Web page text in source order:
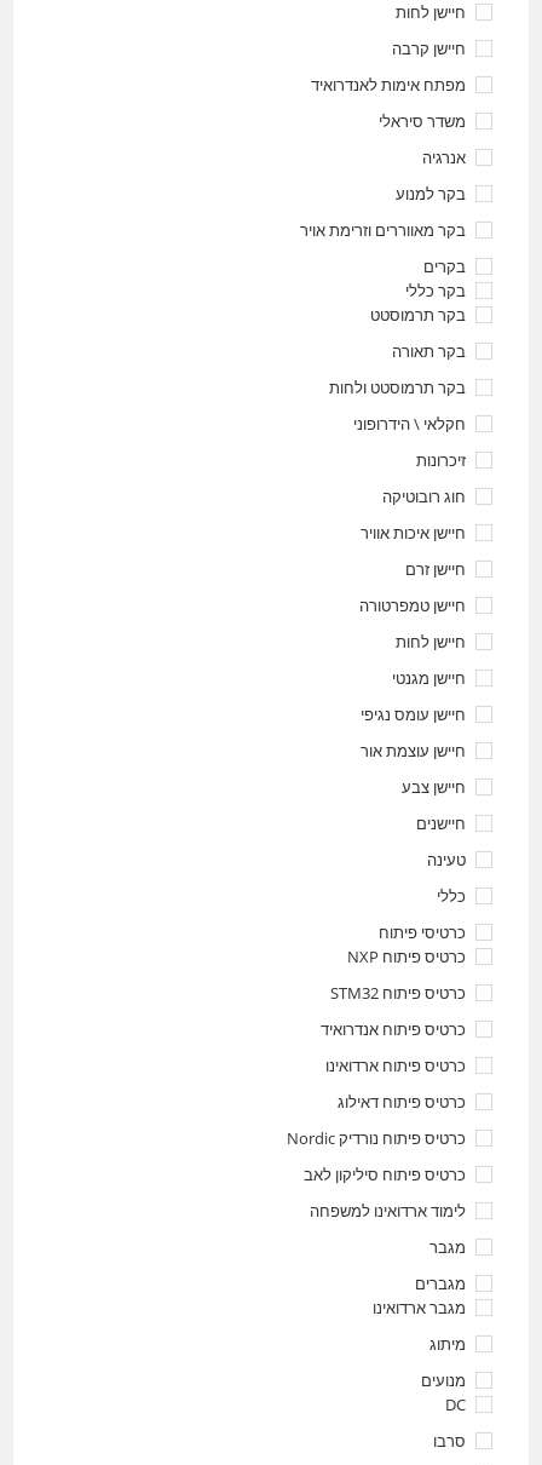
חיישן לחות
חיישן קרבה
מפתח אימות לאנדרואיד
משדר סיראלי
אנרגיה
בקר למנוע
בקר מאווררים וזרימת אויר
בקרים
בקר כללי
בקר תרמוסטט
בקר תאורה
בקר תרמוסטט ולחות
חקלאי \ הידרופוני
זיכרונות
חוג רובוטיקה
חיישן איכות אוויר
חיישן זרם
חיישן טמפרטורה
חיישן לחות
חיישן מגנטי
חיישן עומס נגיפי
חיישן עוצמת אור
חיישן צבע
חיישנים
טעינה
כללי
כרטיסי פיתוח
כרטיס פיתוח NXP
כרטיס פיתוח STM32
כרטיס פיתוח אנדרואיד
כרטיס פיתוח ארדואינו
כרטיס פיתוח דאילוג
כרטיס פיתוח נורדיק Nordic
כרטיס פיתוח סיליקון לאב
לימוד ארדואינו למשפחה
מגבר
מגברים
מגבר ארדואינו
מיתוג
מנועים
DC
סרבו